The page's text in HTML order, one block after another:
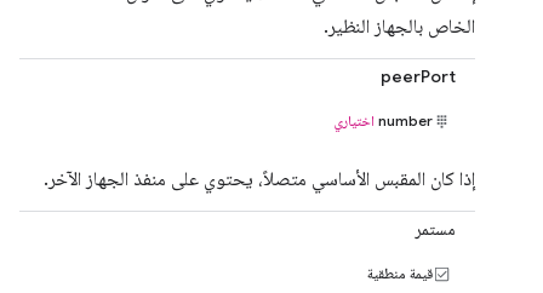
الخاص بالجهاز النظير.
peerPort
number اختياري
إذا كان المقبس الأساسي متصلاً، يحتوي على منفذ الجهاز الآخر.
مستمر
قيمة منطقية